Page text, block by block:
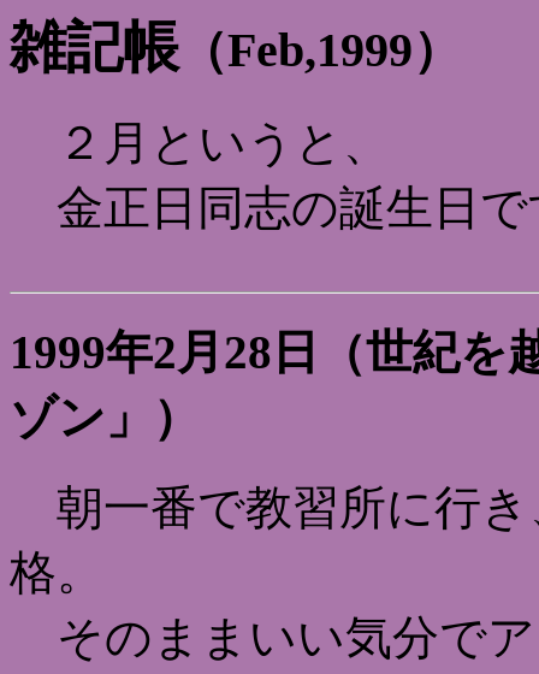
雑記帳 （Feb,1999）
２月というと、
金正日同志の誕生日で
1999年2月28日（世紀
ゾン」）
朝一番で教習所に行き
格。
そのままいい気分で